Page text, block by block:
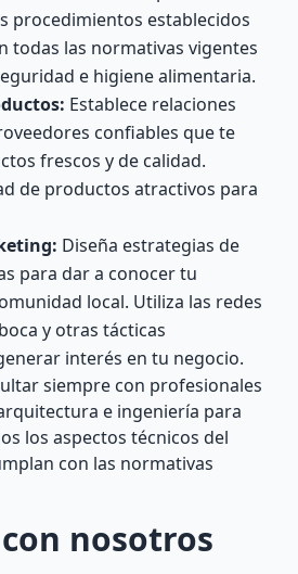
procedimientos establecidos
todas las normativas vigentes
e higiene alimentaria.
Establece relaciones
confiables que te
frescos y de calidad.
de productos atractivos para
Diseña estrategias de
para dar a conocer tu
local. Utiliza las redes
y otras tácticas
interés en tu negocio.
siempre con profesionales
e ingeniería para
los aspectos técnicos del
con las normativas
nosotros